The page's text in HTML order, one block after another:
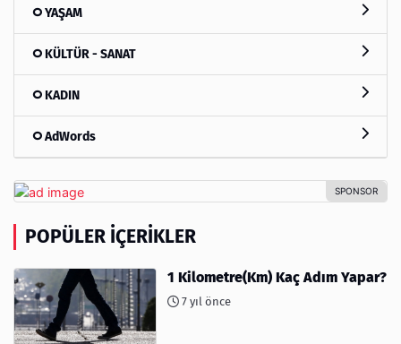
YAŞAM
KÜLTÜR - SANAT
KADIN
AdWords
POPÜLER İÇERIKLER
1 Kilometre(Km) Kaç Adım Yapar?
7 yıl önce